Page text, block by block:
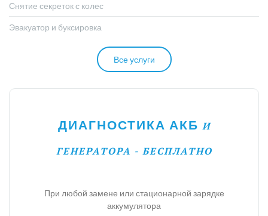
Снятие секреток с колес
Эвакуатор и буксировка
Все услуги
ДИАГНОСТИКА АКБ И
ГЕНЕРАТОРА - БЕСПЛАТНО
При любой замене или стационарной зарядке
аккумулятора